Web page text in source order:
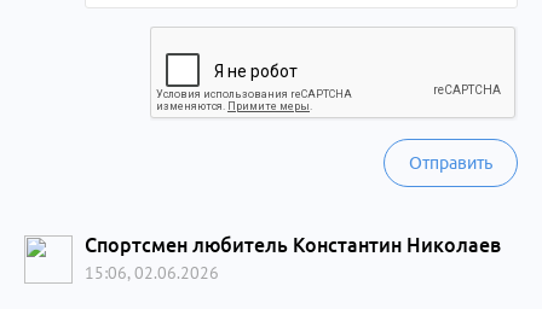
Отправить
Спортсмен любитель Константин Николаев
15:06, 02.06.2026